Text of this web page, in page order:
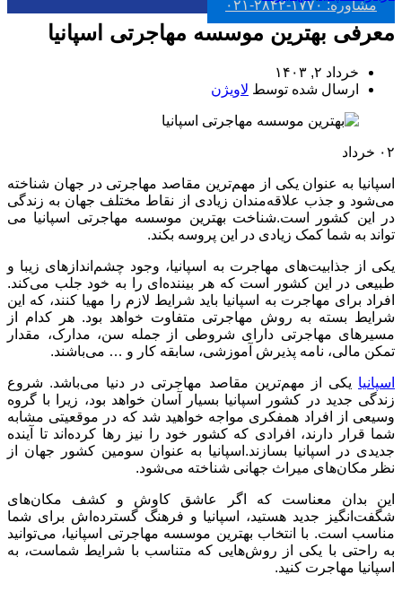
مشاوره: ۱۷۷۰-۲۸۴۲-۰۲۱
معرفی بهترین موسسه مهاجرتی اسپانیا
خرداد ۲, ۱۴۰۳
ارسال شده توسط لاویژن
۰۲ خرداد
اسپانیا به عنوان یکی از مهم‌ترین مقاصد مهاجرتی در جهان شناخته
می‌شود و جذب علاقه‌مندان زیادی از نقاط مختلف جهان به زندگی
در این کشور است.شناخت بهترین موسسه مهاجرتی اسپانیا می
تواند به شما کمک زیادی در این پروسه بکند.
یکی از جذابیت‌های مهاجرت به اسپانیا، وجود چشم‌اندازهای زیبا و
طبیعی در این کشور است که هر بیننده‌ای را به خود جلب می‌کند.
افراد برای مهاجرت به اسپانیا باید شرایط لازم را مهیا کنند، که این
شرایط بسته به روش مهاجرتی متفاوت خواهد بود. هر کدام از
مسیرهای مهاجرتی دارای شروطی از جمله سن، مدارک، مقدار
تمکن مالی، نامه پذیرش آموزشی، سابقه کار و … می‌باشند.
اسپانیا یکی از مهم‌ترین مقاصد مهاجرتی در دنیا می‌باشد. شروع
زندگی جدید در کشور اسپانیا بسیار آسان خواهد بود، زیرا با گروه
وسیعی از افراد همفکری مواجه خواهید شد که در موقعیتی مشابه
شما قرار دارند، افرادی که کشور خود را نیز رها کرده‌اند تا آینده
جدیدی در اسپانیا بسازند.اسپانیا به عنوان سومین کشور جهان از
نظر مکان‌های میراث جهانی شناخته می‌شود.
این بدان معناست که اگر عاشق کاوش و کشف مکان‌های
شگفت‌انگیز جدید هستید، اسپانیا و فرهنگ گسترده‌اش برای شما
مناسب است. با انتخاب بهترین موسسه مهاجرتی اسپانیا، می‌توانید
به راحتی با یکی از روش‌هایی که متناسب با شرایط شماست، به
اسپانیا مهاجرت کنید.